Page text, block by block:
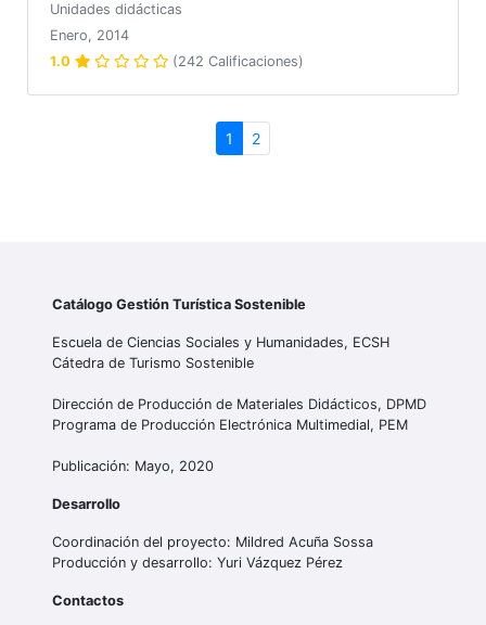
Unidades didácticas
Enero, 2014
1.0
(242 Calificaciones)
1 2
Catálogo Gestión Turística Sostenible
Escuela de Ciencias Sociales y Humanidades, ECSH
Cátedra de Turismo Sostenible
Dirección de Producción de Materiales Didácticos, DPMD
Programa de Producción Electrónica Multimedial, PEM
Publicación: Mayo, 2020
Desarrollo
Coordinación del proyecto: Mildred Acuña Sossa
Producción y desarrollo: Yuri Vázquez Pérez
Contactos